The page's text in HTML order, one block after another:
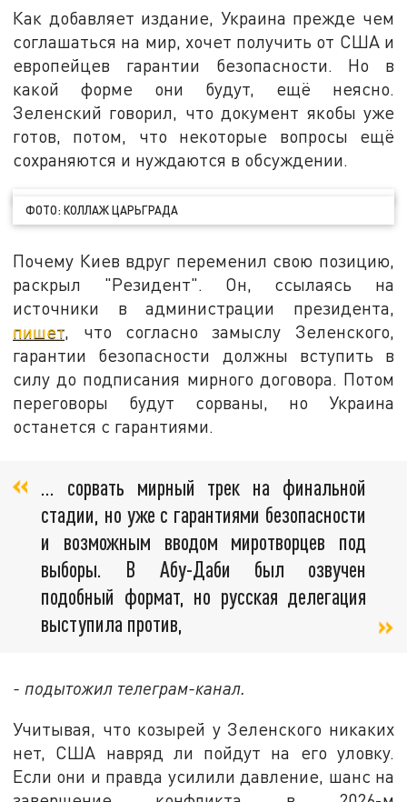
Как добавляет издание, Украина прежде чем
соглашаться на мир, хочет получить от США и
европейцев гарантии безопасности. Но в
какой форме они будут, ещё неясно.
Зеленский говорил, что документ якобы уже
готов, потом, что некоторые вопросы ещё
сохраняются и нуждаются в обсуждении.
ФОТО: КОЛЛАЖ ЦАРЬГРАДА
Почему Киев вдруг переменил свою позицию,
раскрыл "Резидент". Он, ссылаясь на
источники в администрации президента,
пишет, что согласно замыслу Зеленского,
гарантии безопасности должны вступить в
силу до подписания мирного договора. Потом
переговоры будут сорваны, но Украина
останется с гарантиями.
… сорвать мирный трек на финальной
стадии, но уже с гарантиями безопасности
и возможным вводом миротворцев под
выборы. В Абу-Даби был озвучен
подобный формат, но русская делегация
выступила против,
- подытожил телеграм-канал.
Учитывая, что козырей у Зеленского никаких
нет, США навряд ли пойдут на его уловку.
Если они и правда усилили давление, шанс на